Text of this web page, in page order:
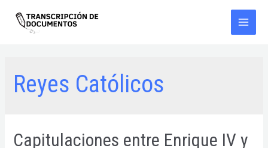
contenido
Main
Reyes Católicos
Capitulaciones entre Enrique IV y